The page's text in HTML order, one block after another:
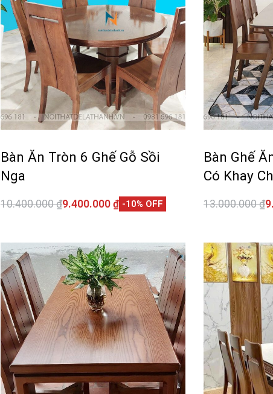
Bàn Ăn Tròn 6 Ghế Gỗ Sồi
Nga
10.400.000₫9.400.000 ₫ -10% OFF
Bàn Ghế
Có Khay
13.000.000₫